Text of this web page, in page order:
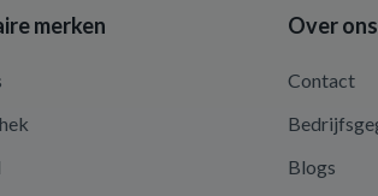
merken Over ons
Contact
Blogs